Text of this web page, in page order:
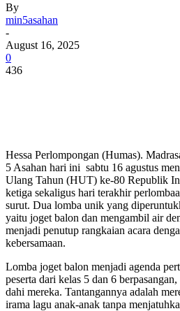
By
min5asahan
-
August 16, 2025
0
436
Hessa Perlompongan (Humas).
5 Asahan hari ini sabtu 16 agustus
Ulang Tahun (HUT) ke-80 Republik
ketiga sekaligus hari terakhir
surut. Dua lomba unik yang
yaitu joget balon dan mengambil air
menjadi penutup rangkaian acara
kebersamaan.
Lomba joget balon menjadi agenda
peserta dari kelas 5 dan 6
dahi mereka. Tantangannya adalah
irama lagu anak-anak tanpa